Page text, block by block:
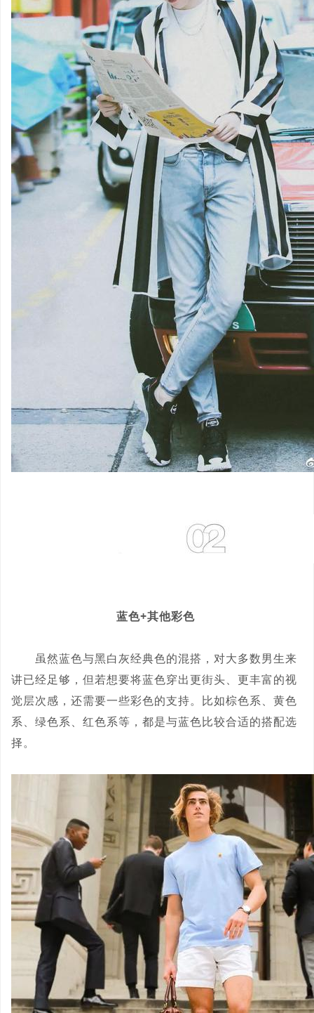
蓝色+其他彩色
虽然蓝色与黑白灰经典色的混搭，对大多数男生来
讲已经足够，但若想要将蓝色穿出更街头、更丰富的视
觉层次感，还需要一些彩色的支持。比如棕色系、黄色
系、绿色系、红色系等，都是与蓝色比较合适的搭配选
择。